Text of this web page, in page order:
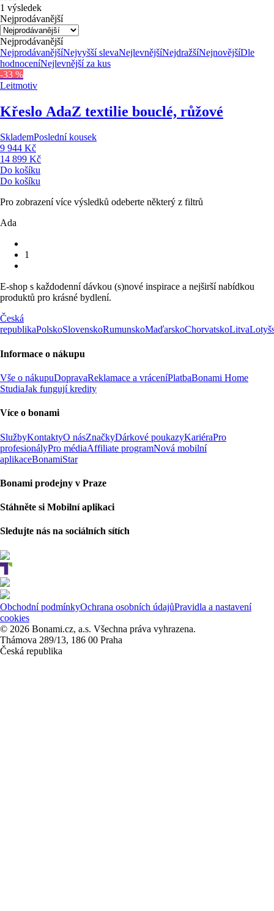
1 výsledek
Nejprodávanější
Nejprodávanější
NejprodávanějšíNejvyšší slevaNejlevnějšíNejdražšíNejnovějšíDle
hodnoceníNejlevnější za kus
-33 %
Leitmotiv
Křeslo AdaZ textilie bouclé, růžové
SklademPoslední kousek
9 944 Kč
14 899 Kč
Do košíku
Do košíku
Pro zobrazení více výsledků odeberte některý z filtrů
Ada
1
E-shop s každodenní dávkou (s)nové inspirace a nejširší nabídkou
produktů pro krásné bydlení.
Česká
republikaPolskoSlovenskoRumunskoMaďarskoChorvatskoLitva
Informace o nákupu
Vše o nákupuDopravaReklamace a vráceníPlatbaBonami Home
StudiaJak fungují kredity
Více o bonami
SlužbyKontaktyO násZnačkyDárkové poukazyKariéraPro
profesionályPro médiaAffiliate programNová mobilní
aplikaceBonamiStar
Bonami prodejny v Praze
Stáhněte si Mobilní aplikaci
Sledujte nás na sociálních sítích
Obchodní podmínkyOchrana osobních údajůPravidla a nastavení
cookies
© 2026 Bonami.cz, a.s. Všechna práva vyhrazena.
Thámova 289/13, 186 00 Praha
Česká republika